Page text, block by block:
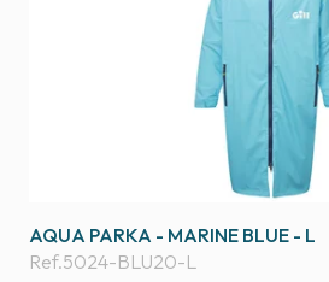
AQUA PARKA - MARINE BLUE - L
Ref.5024-BLU20-L